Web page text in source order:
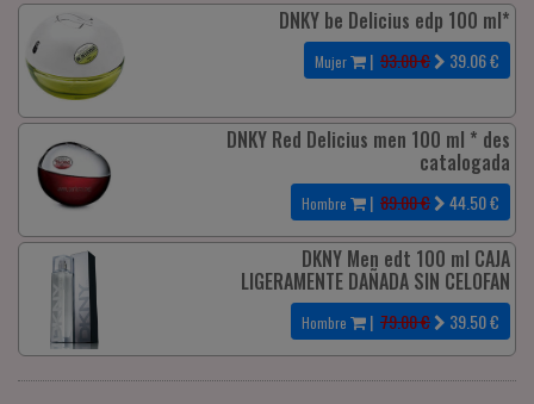
DNKY be Delicius edp 100 ml*
Mujer | 93.00 € 39.06€
DNKY Red Delicius men 100 ml * des
catalogada
Hombre | 89.00 € 44.50€
DKNY Men edt 100 ml CAJA
LIGERAMENTE DAÑADA SIN CELOFAN
Hombre | 79.00 € 39.50€